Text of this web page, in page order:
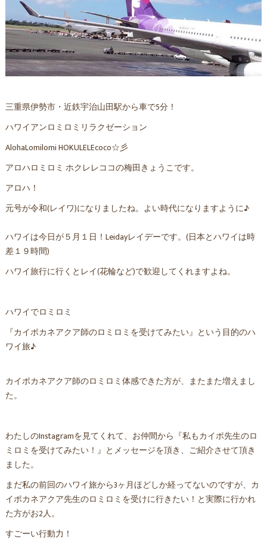
三重県伊勢市・近鉄宇治山田駅から車で5分！
ハワイアンロミロミリラクゼーション
AlohaLomilomi HOKULELEcoco☆彡
アロハロミロミ ホクレレココの梅田きょうこです。
アロハ！
元号が令和(レイワ)になりましたね。よい時代になりますように♪
ハワイは今日が５月１日！Leidayレイデーです。(日本とハワイは時
差１９時間)
ハワイ旅行に行くとレイ(花輪など)で歓迎してくれますよね。
ハワイでロミロミ
『カイポカネアクア師のロミロミを受けてみたい』という目的のハ
ワイ旅♪
カイポカネアクア師のロミロミ体感できた方が、またまた増えまし
た。
わたしのInstagramを見てくれて、お仲間から『私もカイポ先生のロ
ミロミを受けてみたい！』とメッセージを頂き、ご紹介させて頂き
ました。
まだ私の前回のハワイ旅から3ヶ月ほどしか経ってないのですが、カ
イポカネアクア先生のロミロミを受けに行きたい！と実際に行かれ
た方がお2人。
すごーい行動力！